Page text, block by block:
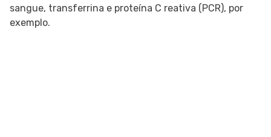
sangue, transferrina e proteína C reativa (PCR), por
exemplo.